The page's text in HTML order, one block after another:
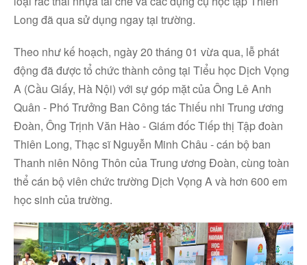
Long đã qua sử dụng ngay tại trường.
Theo như kế hoạch, ngày 20 tháng 01 vừa qua, lễ phát
động đã được tổ chức thành công tại Tiểu học Dịch Vọng
A (Cầu Giấy, Hà Nội) với sự góp mặt của Ông Lê Anh
Quân - Phó Trưởng Ban Công tác Thiếu nhi Trung ương
Đoàn, Ông Trịnh Văn Hào - Giám đốc Tiếp thị Tập đoàn
Thiên Long, Thạc sĩ Nguyễn Minh Châu - cán bộ ban
Thanh niên Nông Thôn của Trung ương Đoàn, cùng toàn
thể cán bộ viên chức trường Dịch Vọng A và hơn 600 em
học sinh của trường.